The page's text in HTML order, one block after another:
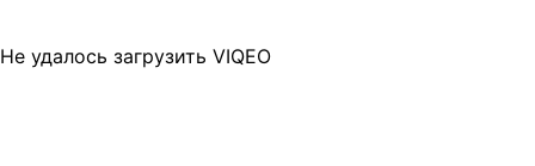
Не удалось загрузить VIQEO